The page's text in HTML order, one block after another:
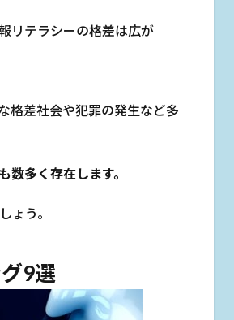
リテラシーの格差は広が
格差社会や犯罪の発生など多
多く存在します。
ょう。
9選